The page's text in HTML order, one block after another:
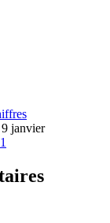
janvier